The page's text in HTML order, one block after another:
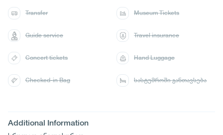
Additional Information
Transfer Museum Tickets
Guide service Travel insurance
Concert tickets Hand Luggage
Checked-in Bag სასტუმროში განთავსება